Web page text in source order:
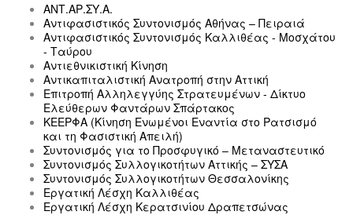
ΑΝΤ.ΑΡ.ΣΥ.Α.
Αντιφασιστικός Συντονισμός Αθήνας – Πειραιά
Αντιφασιστικός Συντονισμός Καλλιθέας - Μοσχάτου
- Ταύρου
Αντιεθνικιστική Κίνηση
Αντικαπιταλιστική Ανατροπή στην Αττική
Επιτροπή Αλληλεγγύης Στρατευμένων - Δίκτυο
Ελεύθερων Φαντάρων Σπάρτακος
ΚΕΕΡΦΑ (Κίνηση Ενωμένοι Εναντία στο Ρατσισμό
και τη Φασιστική Απειλή)
Συντονισμός για το Προσφυγικό – Μεταναστευτικό
Συντονισμός Συλλογικοτήτων Αττικής – ΣΥΣΑ
Συντονισμός Συλλογικοτήτων Θεσσαλονίκης
Εργατική Λέσχη Καλλιθέας
Εργατική Λέσχη Κερατσινίου Δραπετσώνας